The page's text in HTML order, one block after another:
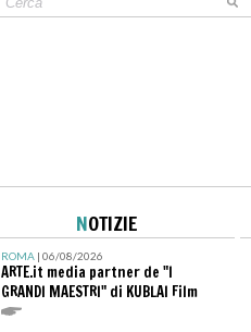
NOTIZIE
ROMA| 06/08/2026
ARTE.it media partner de "I
GRANDI MAESTRI" di KUBLAI Film